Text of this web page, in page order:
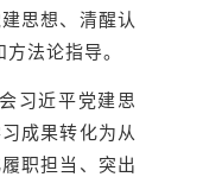
思想、清醒认
法论指导。
习近平党建思
成果转化为从
职担当、突出